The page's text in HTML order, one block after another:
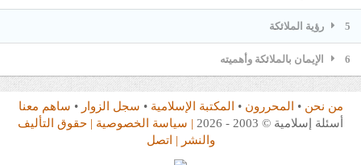
5 رؤية الملائكة
6 الإيمان بالملائكة وأهميته
من نحن • المحررون • المكتبة الإسلامية • سجل الزوار • ساهم معنا
أسئلة إسلامية © 2003 - 2026
| سياسة الخصوصية | حقوق التأليف
والنشر | اتصل